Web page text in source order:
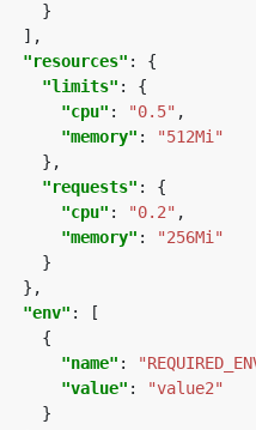
"resources"
"limits"
"cpu" : "0.5"
"memory" :
"512Mi"
"requests"
"cpu" : "0.2"
"memory" :
"256Mi"
"env"
"name" :
"value" :
"value2"